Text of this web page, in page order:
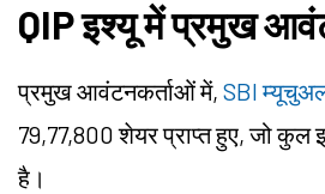
QIP इश्यू में प्रमुख
प्रमुख आवंटनकर्ताओं में, SBI
79,77,800 शेयर प्राप्त हुए, जो कुल
है।